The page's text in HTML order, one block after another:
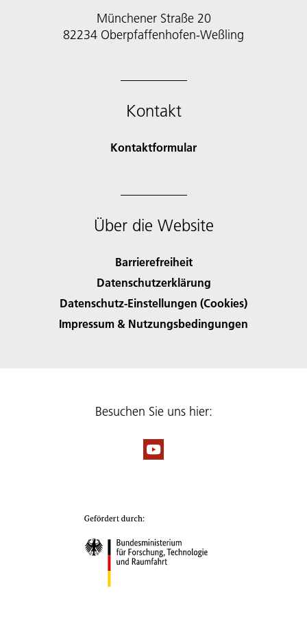
Münchener Straße 20
82234 Oberpfaffenhofen-Weßling
Kontakt
Kontaktformular
Über die Website
Barrierefreiheit
Datenschutzerklärung
Datenschutz-Einstellungen (Cookies)
Impressum & Nutzungsbedingungen
Besuchen Sie uns hier: